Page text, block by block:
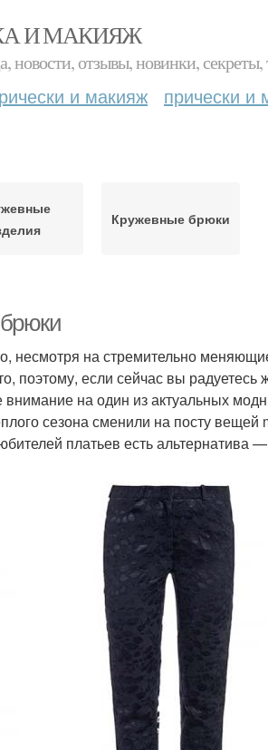
И МАКИЯЖ
отзывы, новинки, секреты,
и макияж прически и
Кружевные брюки
несмотря на стремительно
поэтому, если сейчас вы
внимание на один из актуальных
сезона сменили на посту
платьев есть альтернатива